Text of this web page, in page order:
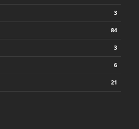
3
84
3
6
21